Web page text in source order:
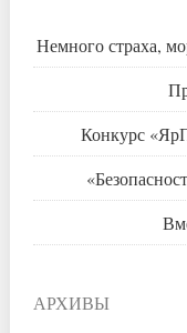
Немного страха,
Конкурс
АРХИВЫ